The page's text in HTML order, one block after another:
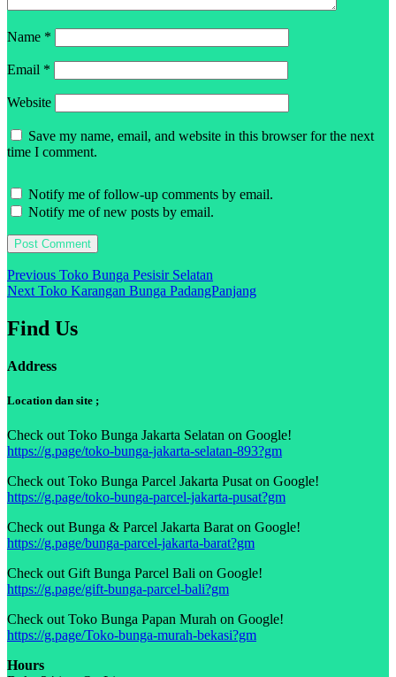
Name *
Email *
Website
Save my name, email, and website in this browser for the next
time I comment.
Notify me of follow-up comments by email.
Notify me of new posts by email.
Post
navigation
Previous Previous
post:
Toko Bunga Pesisir Selatan
Next Next
Toko Karangan Bunga PadangPanjang
Find Us
Address
Location dan site ;
Check out Toko Bunga Jakarta Selatan on Google!
https://g.page/toko-bunga-jakarta-selatan-893?gm
Check out Toko Bunga Parcel Jakarta Pusat on Google!
https://g.page/toko-bunga-parcel-jakarta-pusat?gm
Check out Bunga & Parcel Jakarta Barat on Google!
https://g.page/bunga-parcel-jakarta-barat?gm
Check out Gift Bunga Parcel Bali on Google!
https://g.page/gift-bunga-parcel-bali?gm
Check out Toko Bunga Papan Murah on Google!
https://g.page/Toko-bunga-murah-bekasi?gm
Hours